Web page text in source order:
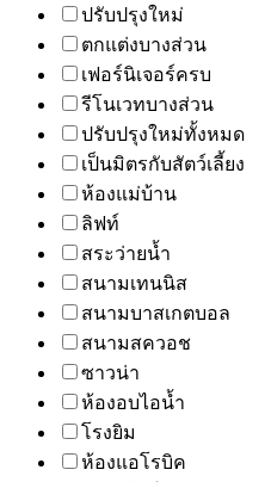
ปรับปรุงใหม่
ตกแต่งบางส่วน
เฟอร์นิเจอร์ครบ
รีโนเวทบางส่วน
ปรับปรุงใหม่ทั้งหมด
เป็นมิตรกับสัตว์เลี้ยง
ห้องแม่บ้าน
ลิฟท์
สระว่ายน้ำ
สนามเทนนิส
สนามบาสเกตบอล
สนามสควอช
ซาวน่า
ห้องอบไอน้ำ
โรงยิม
ห้องแอโรบิค